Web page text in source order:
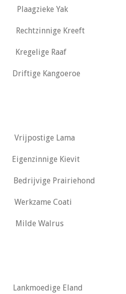
Yak
Kreeft
Raaf
Kangoeroe
Lama
Kievit
Prairiehond
Coati
Walrus
Eland